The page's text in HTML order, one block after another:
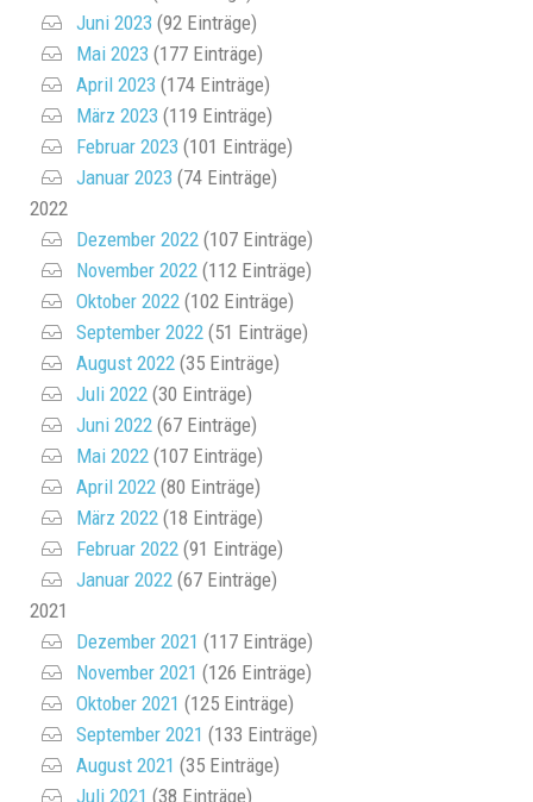
Juni 2023 (92 Einträge)
Mai 2023 (177 Einträge)
April 2023 (174 Einträge)
März 2023 (119 Einträge)
Februar 2023 (101 Einträge)
Januar 2023 (74 Einträge)
2022
Dezember 2022 (107 Einträge)
November 2022 (112 Einträge)
Oktober 2022 (102 Einträge)
September 2022 (51 Einträge)
August 2022 (35 Einträge)
Juli 2022 (30 Einträge)
Juni 2022 (67 Einträge)
Mai 2022 (107 Einträge)
April 2022 (80 Einträge)
März 2022 (18 Einträge)
Februar 2022 (91 Einträge)
Januar 2022 (67 Einträge)
2021
Dezember 2021 (117 Einträge)
November 2021 (126 Einträge)
Oktober 2021 (125 Einträge)
September 2021 (133 Einträge)
August 2021 (35 Einträge)
Juli 2021 (38 Einträge)